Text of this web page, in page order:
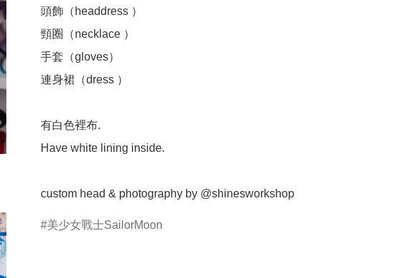
頭飾（headdress ）
頸圈（necklace ）
手套（gloves）
連身裙（dress ）
有白色裡布.
Have white lining inside.
custom head & photography by @shinesworkshop
美少女戰士SailorMoon